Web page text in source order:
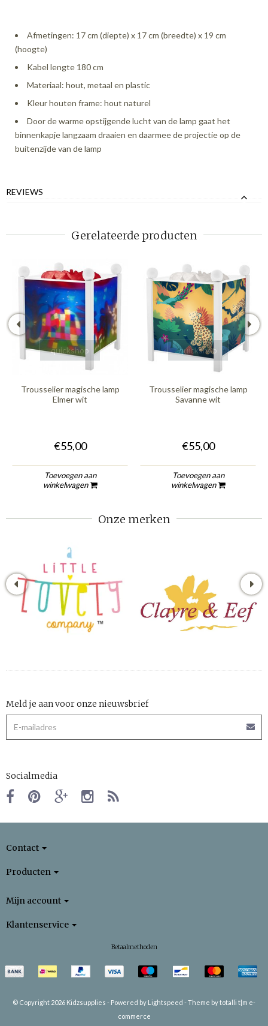
Afmetingen: 17 cm (diepte) x 17 cm (breedte) x 19 cm
(hoogte)
Kabel lengte 180 cm
Materiaal: hout, metaal en plastic
Kleur houten frame: hout naturel
Door de warme opstijgende lucht van de lamp gaat het
binnenkapje langzaam draaien en daarmee de projectie op de
buitenzijde van de lamp
REVIEWS
Gerelateerde producten
quickshop
Trousselier magische lamp
Elmer wit
€55,00
Toevoegen aan
winkelwagen
quickshop
Trousselier magische lamp
Savanne wit
€55,00
Toevoegen aan
winkelwagen
Onze merken
Meld je aan voor onze nieuwsbrief
Socialmedia
Contact
Producten
Mijn account
Klantenservice
Betaalmethoden
© Copyright 2026 Kidzsupplies - Powered by Lightspeed -Theme by totalli t|m e-
commerce